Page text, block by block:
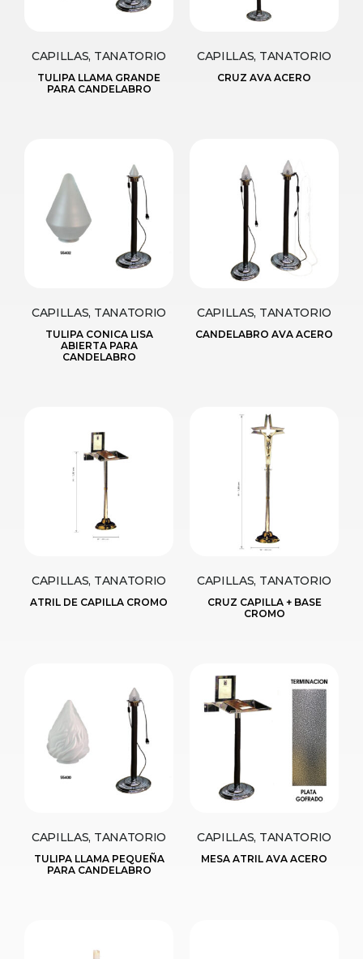
CAPILLAS, TANATORIO
TULIPA LLAMA GRANDE
PARA CANDELABRO
CAPILLAS, TANATORIO
CRUZ AVA ACERO
CAPILLAS, TANATORIO
TULIPA CONICA LISA
ABIERTA PARA
CANDELABRO
CAPILLAS, TANATORIO
CANDELABRO AVA ACERO
CAPILLAS, TANATORIO
ATRIL DE CAPILLA CROMO
CAPILLAS, TANATORIO
CRUZ CAPILLA + BASE
CROMO
CAPILLAS, TANATORIO
TULIPA LLAMA PEQUEÑA
PARA CANDELABRO
CAPILLAS, TANATORIO
MESA ATRIL AVA ACERO